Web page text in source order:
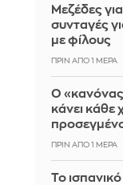
Μεζέδες
συνταγές
με φίλους
ΠΡΙΝ ΑΠΌ 1 ΜΈΡΑ
Ο «κανόνας
κάνει κάθε
ΠΡΙΝ ΑΠΌ 1 ΜΈΡΑ
Το